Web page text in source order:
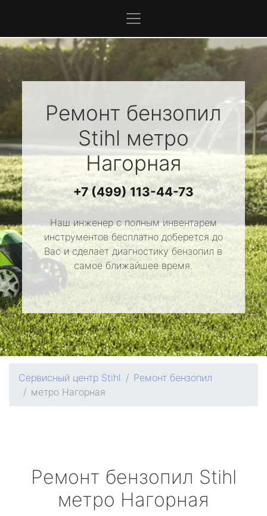
Ремонт бензопил
Stihl метро
Нагорная
+7 (499) 113-44-73
Наш инженер с полным инвентарем
инструментов бесплатно доберется до
Вас и сделает диагностику бензопил в
самое ближайшее время.
Сервисный центр Stihl
Ремонт бензопил
метро Нагорная
Ремонт бензопил Stihl
метро Нагорная